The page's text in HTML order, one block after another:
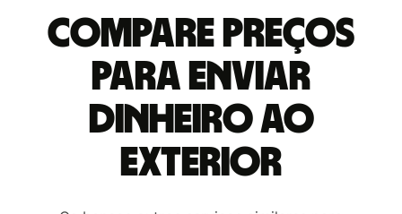
Compare preços
para enviar
dinheiro ao
exterior